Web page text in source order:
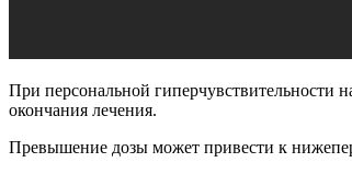
При персональной гиперчувствительности
окончания лечения.
Превышение дозы может привести к